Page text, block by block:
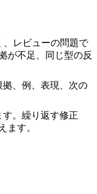
レビューの問題で
が不足、同じ型の反
、例、表現、次の
。繰り返す修正
ます。